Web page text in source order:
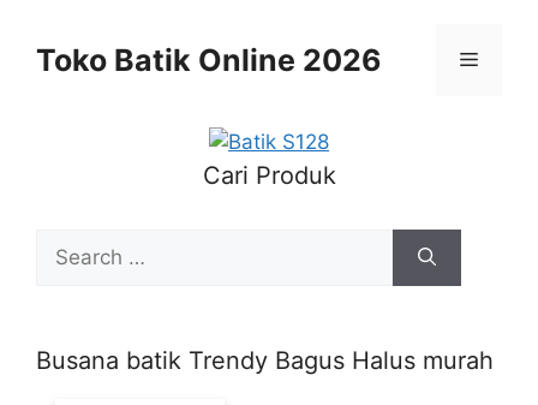
contentToko Batik Online 2026 Menu
Cari Produk
for:
Busana batik Trendy Bagus Halus murah